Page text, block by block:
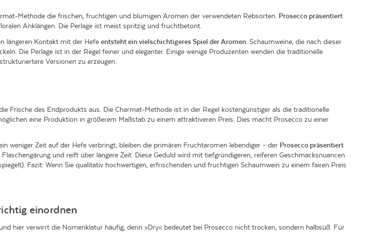
Methode die frischen, fruchtigen und blumigen Aromen der verwendeten Rebsorten. Prosecco präsentiert
Anklängen. Die Perlage ist meist spritzig und fruchtbetont.
längeren Kontakt mit der Hefe entsteht ein vielschichtigeres Spiel der Aromen . Schaumweine, die nach dieser
Die Perlage ist in der Regel feiner und eleganter. Einige wenige Produzenten wenden die traditionelle
Versionen zu erzeugen.
Frische des Endprodukts aus. Die Charmat-Methode ist in der Regel kostengünstiger als die traditionelle
eine Produktion in größerem Maßstab zu einem attraktiveren Preis. Dies macht Prosecco zu einer
weniger Zeit auf der Hefe verbringt, bleiben die primären Fruchtaromen lebendiger – der Prosecco präsentiert
und reift über längere Zeit. Diese Geduld wird mit tiefgründigeren, reiferen Geschmacksnuancen
Fazit: Wenn Sie qualitativ hochwertigen, erfrischenden und fruchtigen Schaumwein zu einem fairen Preis
einordnen
hier verwirrt die Nomenklatur häufig, denn »Dry« bedeutet bei Prosecco nicht trocken, sondern halbsüß. Für